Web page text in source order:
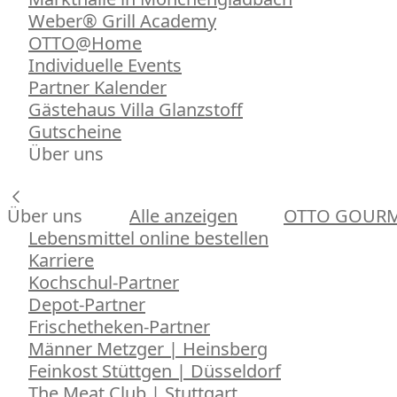
Weber® Grill Academy
OTTO@Home
Individuelle Events
Partner Kalender
Gästehaus Villa Glanzstoff
Gutscheine
Über uns
Über uns Alle anzeigen
OTTO
Lebensmittel online bestellen
Karriere
Kochschul-Partner
Depot-Partner
Frischetheken-Partner
Männer Metzger | Heinsberg
Feinkost Stüttgen | Düsseldorf